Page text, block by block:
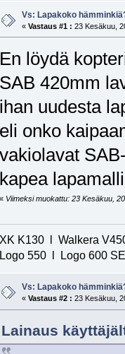
Vs: Lapakoko
« Vastaus #1 : 23 Kesäkuu,
En löydä
SAB 420mm
ihan uudesta
eli onko
vakiolavat
kapea
« Viimeksi muokattu: 23 Kesäkuu,
XK K130 l Walkera
Logo 550 l Logo 600
Vs: Lapakoko
« Vastaus #2 : 23 Kesäkuu,
Lainaus